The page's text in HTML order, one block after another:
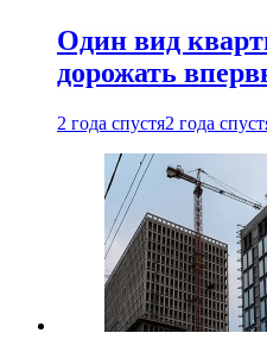
Один вид
дорожать
2 года спустя2 года